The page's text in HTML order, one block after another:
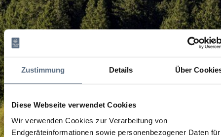
Zustimmung Details Über
Diese Webseite verwendet Cookies
Wir verwenden Cookies zur Verarbeitung von
Endgeräteinformationen sowie personenbezogener Daten